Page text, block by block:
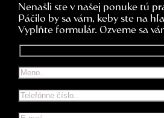
Nenašli ste v našej ponuke tú
Páčilo by sa vám, keby ste na
Vyplňte formulár. Ozveme sa